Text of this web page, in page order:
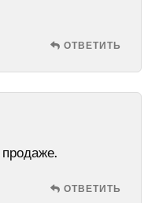
ОТВЕТИТЬ
продаже.
ОТВЕТИТЬ